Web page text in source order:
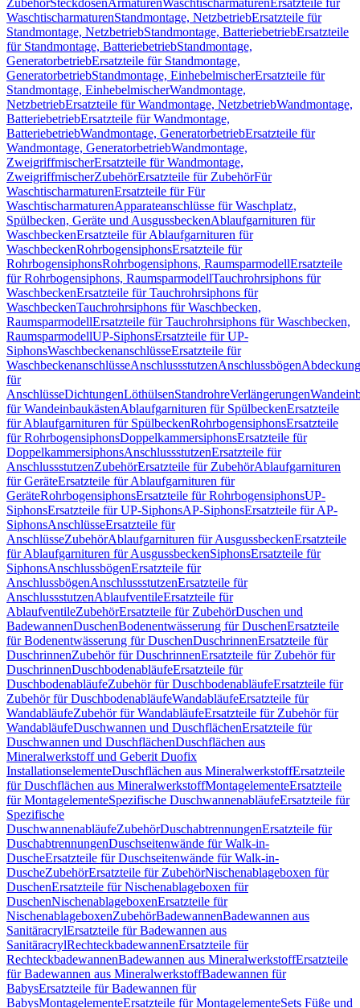
ZubehörSteckdosenArmaturenWaschtischarmaturen Ersatzteile für
WaschtischarmaturenStandmontage, NetzbetriebErsatzteile für
Standmontage, NetzbetriebStandmontage, BatteriebetriebErsatzteile
für Standmontage, BatteriebetriebStandmontage,
GeneratorbetriebErsatzteile für Standmontage,
GeneratorbetriebStandmontage, EinhebelmischerErsatzteile für
Standmontage, EinhebelmischerWandmontage,
NetzbetriebErsatzteile für Wandmontage, NetzbetriebWandmontage,
BatteriebetriebErsatzteile für Wandmontage,
BatteriebetriebWandmontage, GeneratorbetriebErsatzteile für
Wandmontage, GeneratorbetriebWandmontage,
ZweigriffmischerErsatzteile für Wandmontage,
ZweigriffmischerZubehörErsatzteile für ZubehörFür
WaschtischarmaturenErsatzteile für Für
WaschtischarmaturenApparateanschlüsse für Waschplatz,
Spülbecken, Geräte und AusgussbeckenAblaufgarnituren für
WaschbeckenErsatzteile für Ablaufgarnituren für
WaschbeckenRohrbogensiphonsErsatzteile für
RohrbogensiphonsRohrbogensiphons, RaumsparmodellErsatzteile
für Rohrbogensiphons, RaumsparmodellTauchrohrsiphons für
WaschbeckenErsatzteile für Tauchrohrsiphons für
WaschbeckenTauchrohrsiphons für Waschbecken,
RaumsparmodellErsatzteile für Tauchrohrsiphons für Waschbecken,
RaumsparmodellUP-SiphonsErsatzteile für UP-
SiphonsWaschbeckenanschlüsseErsatzteile für
WaschbeckenanschlüsseAnschlussstutzenAnschlussbögen
für
AnschlüsseDichtungenLöthülsenStandrohreVerlängerungen
für WandeinbaukästenAblaufgarnituren für SpülbeckenErsatzteile
für Ablaufgarnituren für SpülbeckenRohrbogensiphonsErsatzteile
für RohrbogensiphonsDoppelkammersiphonsErsatzteile für
DoppelkammersiphonsAnschlussstutzenErsatzteile für
AnschlussstutzenZubehörErsatzteile für ZubehörAblaufgarnituren
für GeräteErsatzteile für Ablaufgarnituren für
GeräteRohrbogensiphonsErsatzteile für RohrbogensiphonsUP-
SiphonsErsatzteile für UP-SiphonsAP-SiphonsErsatzteile für AP-
SiphonsAnschlüsseErsatzteile für
AnschlüsseZubehörAblaufgarnituren für AusgussbeckenErsatzteile
für Ablaufgarnituren für AusgussbeckenSiphonsErsatzteile für
SiphonsAnschlussbögenErsatzteile für
AnschlussbögenAnschlussstutzenErsatzteile für
AnschlussstutzenAblaufventileErsatzteile für
AblaufventileZubehörErsatzteile für ZubehörDuschen und
BadewannenDuschenBodenentwässerung für DuschenErsatzteile
für Bodenentwässerung für DuschenDuschrinnenErsatzteile für
DuschrinnenZubehör für DuschrinnenErsatzteile für Zubehör für
DuschrinnenDuschbodenabläufeErsatzteile für
DuschbodenabläufeZubehör für DuschbodenabläufeErsatzteile für
Zubehör für DuschbodenabläufeWandabläufeErsatzteile für
WandabläufeZubehör für WandabläufeErsatzteile für Zubehör für
WandabläufeDuschwannen und DuschflächenErsatzteile für
Duschwannen und DuschflächenDuschflächen aus
Mineralwerkstoff und Geberit Duofix
InstallationselementeDuschflächen aus MineralwerkstoffErsatzteile
für Duschflächen aus MineralwerkstoffMontagelementeErsatzteile
für MontagelementeSpezifische DuschwannenabläufeErsatzteile für
Spezifische
DuschwannenabläufeZubehörDuschabtrennungenErsatzteile für
DuschabtrennungenDuschseitenwände für Walk-in-
DuscheErsatzteile für Duschseitenwände für Walk-in-
DuscheZubehörErsatzteile für ZubehörNischenablageboxen für
DuschenErsatzteile für Nischenablageboxen für
DuschenNischenablageboxenErsatzteile für
NischenablageboxenZubehörBadewannenBadewannen aus
SanitäracrylErsatzteile für Badewannen aus
SanitäracrylRechteckbadewannenErsatzteile für
RechteckbadewannenBadewannen aus MineralwerkstoffErsatzteile
für Badewannen aus MineralwerkstoffBadewannen für
BabysErsatzteile für Badewannen für
BabysMontagelementeErsatzteile für MontagelementeSets Füße und